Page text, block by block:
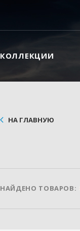
КОЛЛЕКЦИИ
НА ГЛАВНУЮ
НАЙДЕНО ТОВАРОВ: